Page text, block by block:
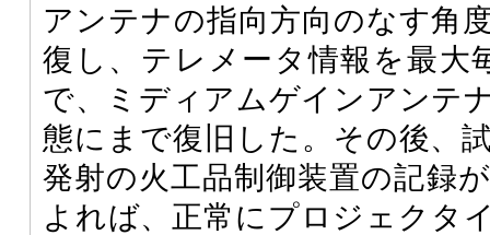
アンテナの指向方向のなす角
復し、テレメータ情報を最大
で、ミディアムゲインアンテ
態にまで復旧した。その後、
発射の火工品制御装置の記録
よれば、正常にプロジェクタ